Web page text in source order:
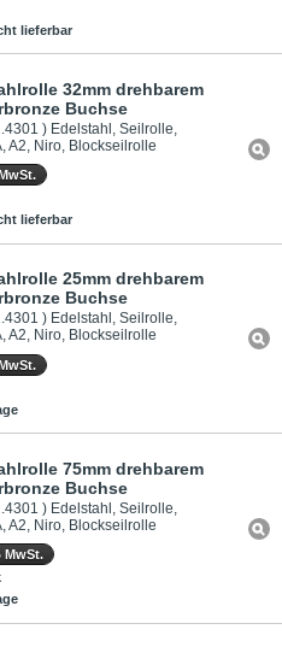
lieferbar
32mm drehbarem
Buchse
) Edelstahl, Seilrolle,
A2, Niro, Blockseilrolle
lieferbar
25mm drehbarem
Buchse
) Edelstahl, Seilrolle,
A2, Niro, Blockseilrolle
75mm drehbarem
Buchse
) Edelstahl, Seilrolle,
A2, Niro, Blockseilrolle
MwSt.